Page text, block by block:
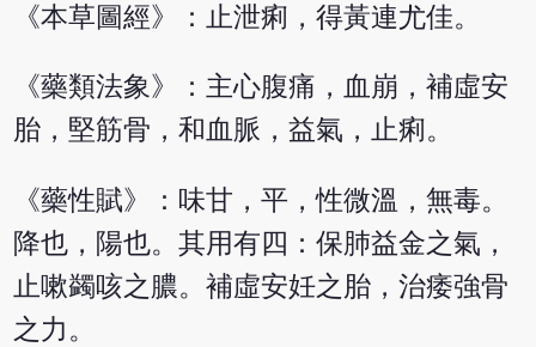
《本草圖經》：止泄痢，得黃連尤佳。
《藥類法象》：主心腹痛，血崩，補虛安
胎，堅筋骨，和血脈，益氣，止痢。
《藥性賦》：味甘，平，性微溫，無毒。
降也，陽也。其用有四：保肺益金之氣，
止嗽蠲咳之膿。補虛安妊之胎，治痿強骨
之力。